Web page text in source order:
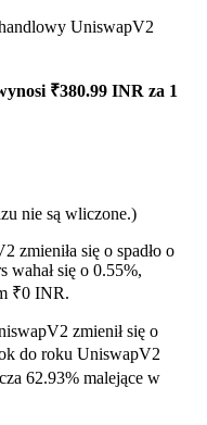
jako zabezpieczenie
UniswapV2
₹380.99 INR za 1
nie są wliczone.)
zmieniła się o spadło o
wahał się o 0.55%,
₹0 INR.
zmienił się o
do roku UniswapV2
62.93% malejące w